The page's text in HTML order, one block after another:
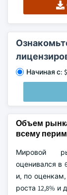
Начиная с:
Объем
всему
Мировой
оценивался в
и, по
роста 12,8%